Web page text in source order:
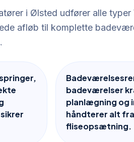
i Ølsted udfører alle typer
afløb til komplette
badeværelser
planlægning og
håndterer alt
fliseopsætning.